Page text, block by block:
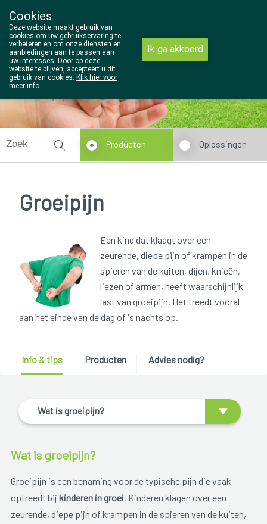
014/810298
Producten Oplossingen
Groeipijn
Een kind dat klaagt over een
zeurende, diepe pijn of krampen in de
spieren van de kuiten, dijen, knieën,
liezen of armen, heeft waarschijnlijk
last van groeipijn. Het treedt vooral
aan het einde van de dag of 's nachts op.
Info & tips Producten Advies nodig?
Wat is groeipijn?
Wat is groeipijn?
Groeipijn is een benaming voor de typische pijn die vaak
optreedt bij kinderen in groei. Kinderen klagen over een
zeurende, diepe pijn of krampen in de spieren van de kuiten,
Cookies
Deze website maakt gebruik van
cookies om uw gebruikservaring te
verbeteren en om onze diensten en
aanbiedingen aan te passen aan
uw interesses. Door op deze
website te blijven, accepteert u dit
gebruik van cookies. Klik hier voor
meer info.
Ik ga akkoord